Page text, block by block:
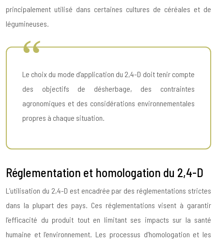
principalement utilisé dans certaines cultures de céréales et de
légumineuses.
Le choix du mode d’application du 2,4-D doit tenir compte
des objectifs de désherbage, des contraintes
agronomiques et des considérations environnementales
propres à chaque situation.
Réglementation et homologation du 2,4-D
L’utilisation du 2,4-D est encadrée par des réglementations strictes
dans la plupart des pays. Ces réglementations visent à garantir
l’efficacité du produit tout en limitant ses impacts sur la santé
humaine et l’environnement. Les processus d’homologation et les